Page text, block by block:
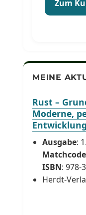
Zum
MEINE
Rust –
Moderne,
Ausgabe:
Matchcode
ISBN: 978-
Herdt-